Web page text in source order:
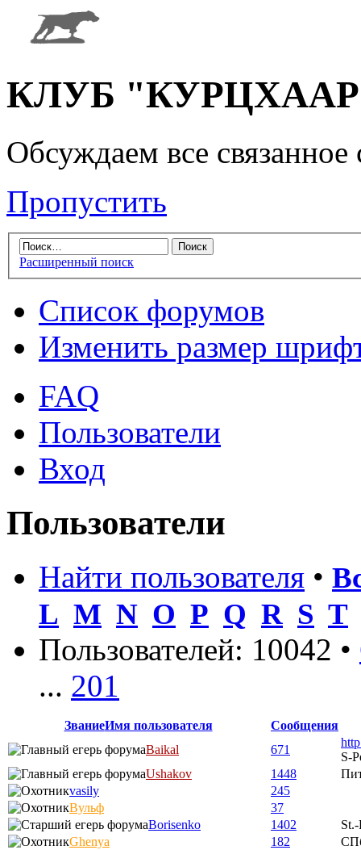
КЛУБ "КУРЦХААР"
Обсуждаем все
Пропустить
Расширенный поиск
Список форумов
Изменить размер
FAQ
Пользователи
Вход
Пользователи
Найти пользователя •
L M N O P Q R S T
Пользователей: 10042 •
... 201
ЗваниеИмя пользователя
Сообщения
Baikal
671
S-
Ushakov
1448
vasily
245
Вульф
37
Borisenko
1402
Ghenya
182